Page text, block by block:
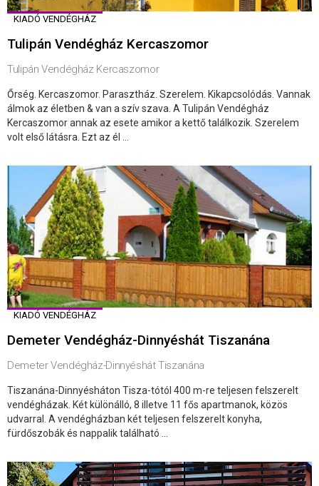
KIADÓ VENDÉGHÁZ
Tulipán Vendégház Kercaszomor
Tulipán Vendégház Kercaszomor
Őrség. Kercaszomor. Parasztház. Szerelem. Kikapcsolódás. Vannak
álmok az életben & van a szív szava. A Tulipán Vendégház
Kercaszomor annak az esete amikor a kettő találkozik. Szerelem
volt első látásra. Ezt az él ...
KIADÓ VENDÉGHÁZ
Demeter Vendégház-Dinnyéshát Tiszanána
Demeter Vendégház-Dinnyéshát Tiszanána
Tiszanána-Dinnyésháton Tisza-tótól 400 m-re teljesen felszerelt
vendégházak. Két különálló, 8 illetve 11 fős apartmanok, közös
udvarral. A vendégházban két teljesen felszerelt konyha,
fürdőszobák és nappalik található ...